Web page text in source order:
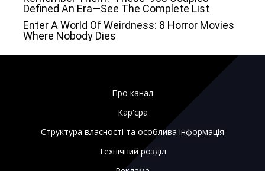
Про канал
Кар'єра
Структура власності та особлива інформація
Технічний розділ